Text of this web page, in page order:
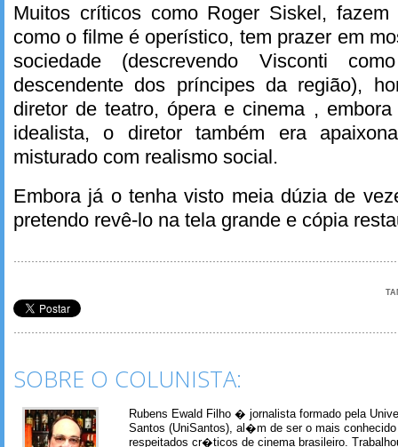
Muitos críticos como Roger Siskel, fazem
como o filme é operístico, tem prazer em
sociedade (descrevendo Visconti
descendente dos príncipes da região),
diretor de teatro, ópera e cinema ,
idealista, o diretor também era
misturado com realismo social.
Embora já o tenha visto meia dúzia de
pretendo revê-lo na tela grande e cópia
SOBRE O COLUNISTA:
Rubens Ewald Filho � jornalista formado pela
Santos (UniSantos), al�m de ser o mais
respeitados cr�ticos de cinema brasileiro.